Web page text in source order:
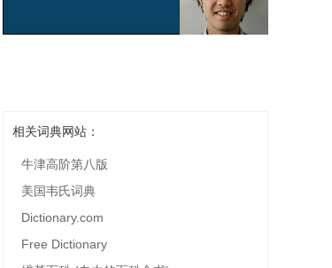
相关词典网站：
牛津高阶第八版
美国韦氏词典
Dictionary.com
Free Dictionary